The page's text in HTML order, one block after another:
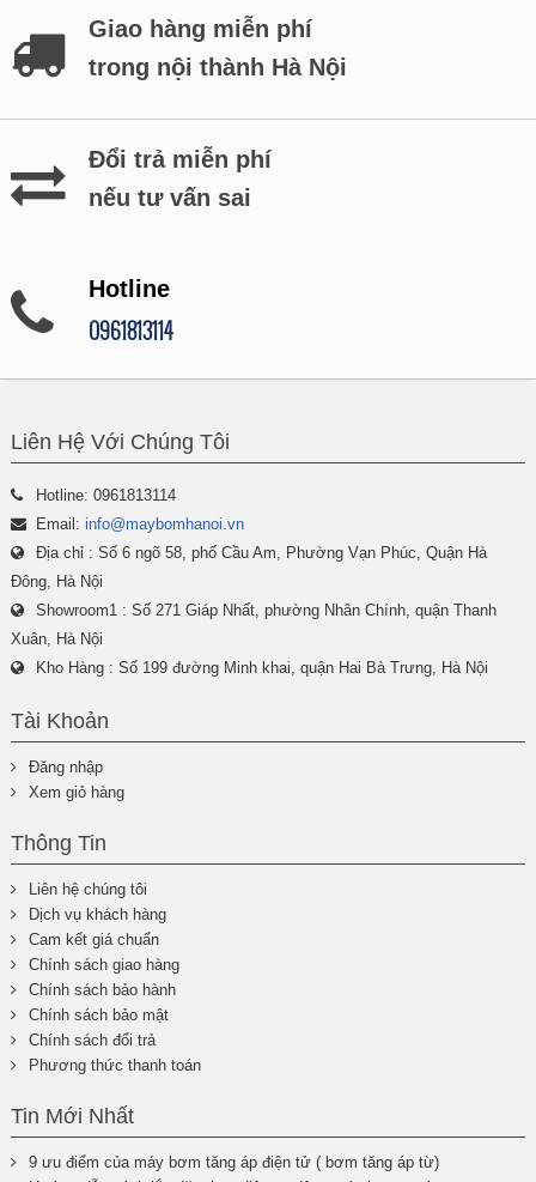
Giao hàng miễn phí
trong nội thành Hà Nội
Đổi trả miễn phí
nếu tư vấn sai
Hotline
0961813114
Liên Hệ Với Chúng Tôi
Hotline: 0961813114
Email: info@maybomhanoi.vn
Địa chỉ : Số 6 ngõ 58, phố Cầu Am, Phường Vạn Phúc, Quận Hà
Đông, Hà Nội
Showroom1 : Số 271 Giáp Nhất, phường Nhân Chính, quận Thanh
Xuân, Hà Nội
Kho Hàng : Số 199 đường Minh khai, quận Hai Bà Trưng, Hà Nội
Tài Khoản
Đăng nhập
Xem giỏ hàng
Thông Tin
Liên hệ chúng tôi
Dịch vụ khách hàng
Cam kết giá chuẩn
Chính sách giao hàng
Chính sách bảo hành
Chính sách bảo mật
Chính sách đổi trả
Phương thức thanh toán
Tin Mới Nhất
9 ưu điểm của máy bơm tăng áp điện tử ( bơm tăng áp từ)